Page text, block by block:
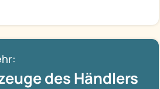
des Händlers